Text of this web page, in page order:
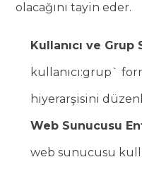
olacağını tayin eder.
Kullanıcı ve
kullanıcı:grup`
hiyerarşisini
Web Sunucusu
web sunucusu